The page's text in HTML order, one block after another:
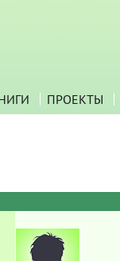
ПРОЕКТЫ